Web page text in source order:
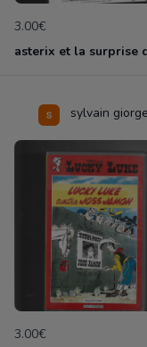
3.00€
sylvain
3.00€